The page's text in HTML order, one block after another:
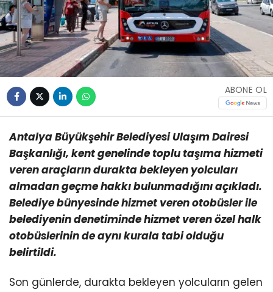
ABONE OL
Antalya Büyükşehir Belediyesi Ulaşım Dairesi
Başkanlığı, kent genelinde toplu taşıma hizmeti
veren araçların durakta bekleyen yolcuları
almadan geçme hakkı bulunmadığını açıkladı.
Belediye bünyesinde hizmet veren otobüsler ile
belediyenin denetiminde hizmet veren özel halk
otobüslerinin de aynı kurala tabi olduğu
belirtildi.
Son günlerde, durakta bekleyen yolcuların gelen